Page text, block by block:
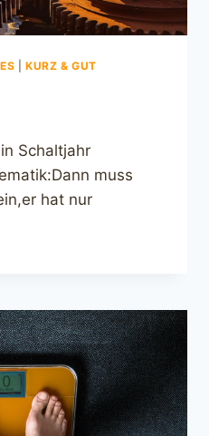
|KURZ & GUT
Schaltjahr
muss
hat nur